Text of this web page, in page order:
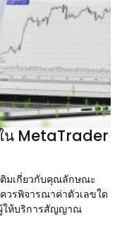
น MetaTrader
มเกี่ยวกับคุณลักษณะ
รพิจารณาค่าตัวเลขใด
ให้บริการสัญญาณ